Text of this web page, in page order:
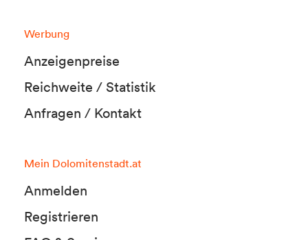
Werbung
Anzeigenpreise
Reichweite / Statistik
Anfragen / Kontakt
Mein Dolomitenstadt.at
Anmelden
Registrieren